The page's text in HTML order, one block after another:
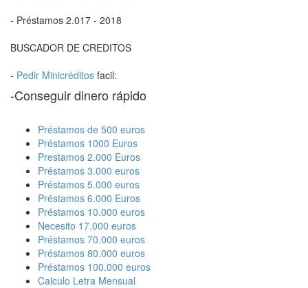
- Préstamos 2.017 - 2018
BUSCADOR DE CREDITOS
- Pedir Minicréditos facil:
-Conseguir dinero rápido
Préstamos de 500 euros
Préstamos 1000 Euros
Prestamos 2.000 Euros
Préstamos 3.000 euros
Préstamos 5.000 euros
Préstamos 6.000 Euros
Préstamos 10.000 euros
Necesito 17.000 euros
Préstamos 70.000 euros
Préstamos 80.000 euros
Préstamos 100.000 euros
Calculo Letra Mensual